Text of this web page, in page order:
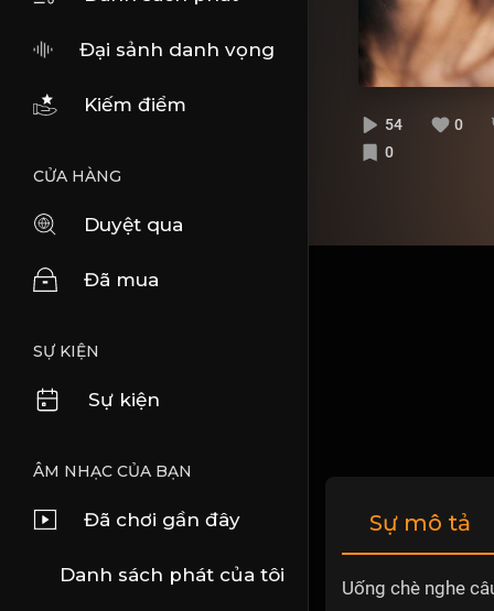
Đại sảnh danh vọng
Kiếm điểm
CỬA HÀNG
Duyệt qua
Đã mua
SỰ KIỆN
Sự kiện
ÂM NHẠC CỦA BẠN
Đã chơi gần đây
Danh sách phát của tôi
54
0
0
Sự mô tả
Uống chè nghe